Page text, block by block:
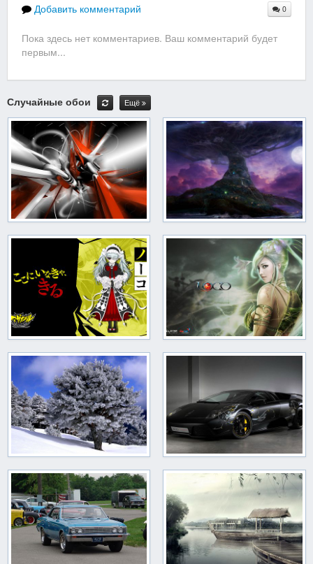
Добавить комментарий 0
Пока здесь нет комментариев. Ваш комментарий будет
первым...
Случайные обои Ещё